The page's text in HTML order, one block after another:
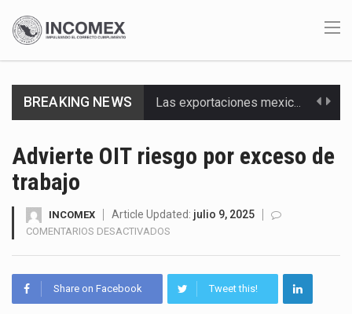
BREAKING NEWS En el primer semestre de 2026, el Servicio de Administración Tributaria (SAT) cobró un total…
Advierte OIT riesgo por exceso de
trabajo
INCOMEX Article Updated: julio 9, 2025
COMENTARIOS DESACTIVADOS
RIESGO
POR
Share on Facebook Tweet this!